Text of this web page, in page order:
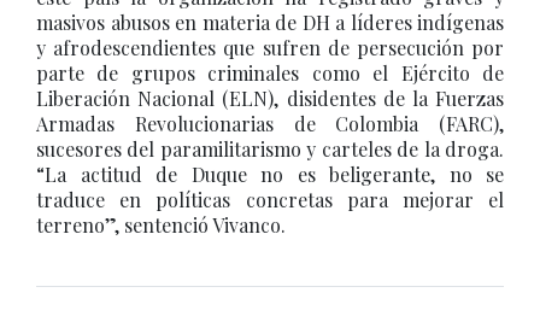
masivos abusos en materia de DH a líderes indígenas
y afrodescendientes que sufren de persecución por
parte de grupos criminales como el Ejército de
Liberación Nacional (ELN), disidentes de la Fuerzas
Armadas Revolucionarias de Colombia (FARC),
sucesores del paramilitarismo y carteles de la droga.
“La actitud de Duque no es beligerante, no se
traduce en políticas concretas para mejorar el
terreno”, sentenció Vivanco.